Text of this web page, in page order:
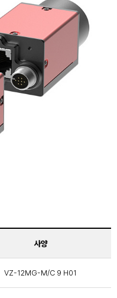
사양
VZ-12MG-M/C 9 H01